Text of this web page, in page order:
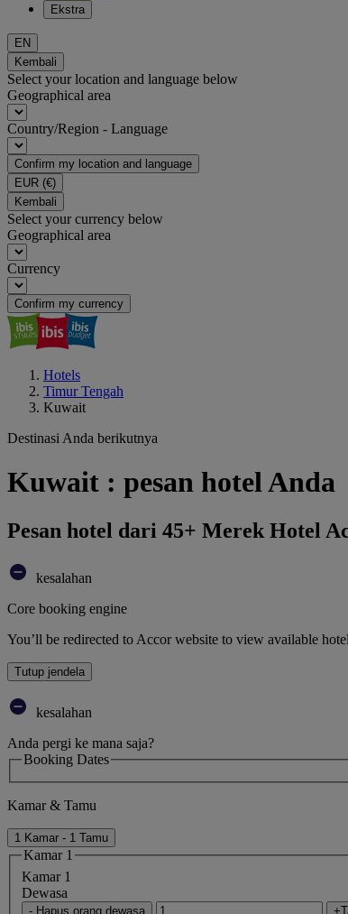
Ekstra
EN
Kembali
Select your location and language below
Geographical area
Country/Region - Language
Confirm my location and language
EUR (€)
Kembali
Select your currency below
Geographical area
Currency
Confirm my currency
Hotels
Timur Tengah
Kuwait
Destinasi Anda berikutnya
Kuwait : pesan hotel Anda
Pesan hotel dari 45+ Merek Hotel
kesalahan
Core booking engine
You’ll be redirected to Accor website to view available
Tutup jendela
kesalahan
Anda pergi ke mana saja?
Booking Dates
Kamar & Tamu
1 Kamar - 1 Tamu
Kamar 1
Kamar 1
Dewasa
- Hapus orang dewasa